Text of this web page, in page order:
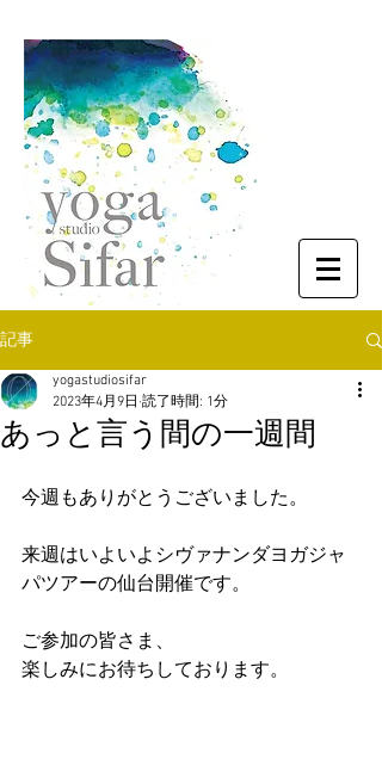
記事
あっと言う間の一週間
yogastudiosifar
2023年4月9日 読了時間: 1分
今週もありがとうございました。
来週はいよいよシヴァナンダヨガジャ
パツアーの仙台開催です。
ご参加の皆さま、
楽しみにお待ちしております。